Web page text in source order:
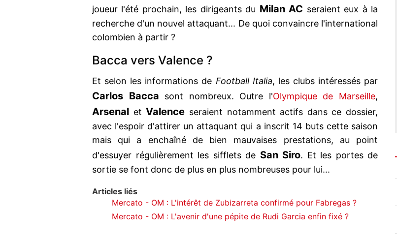
joueur l'été prochain, les dirigeants du Milan AC seraient eux à la
recherche d'un nouvel attaquant... De quoi convaincre l'international
colombien à partir ?
Bacca vers Valence ?
Et selon les informations de Football Italia, les clubs intéressés par
Carlos Bacca sont nombreux. Outre l'Olympique de Marseille,
Arsenal etValence seraient notamment actifs dans ce dossier,
avec l'espoir d'attirer un attaquant qui a inscrit 14 buts cette saison
mais qui a enchaîné de bien mauvaises prestations, au point
d'essuyer régulièrement les sifflets de San Siro. Et les portes de
sortie se font donc de plus en plus nombreuses pour lui...
Articles liés
Mercato - OM : L'intérêt de Zubizarreta confirmé pour Fabregas ?
Mercato - OM : L'avenir d'une pépite de Rudi Garcia enfin fixé ?